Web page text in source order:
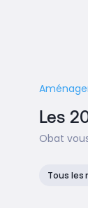
Les
Obat
Tous les